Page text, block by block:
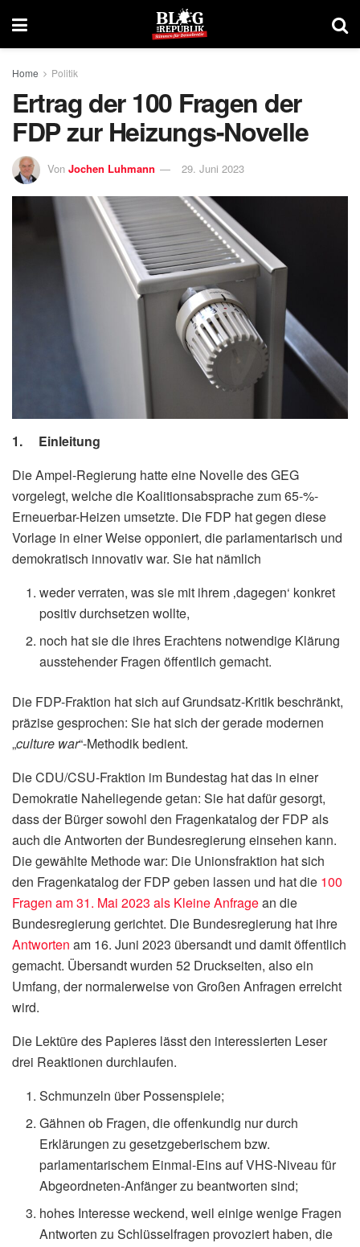
Home Politik
Ertrag der 100 Fragen der
FDP zur Heizungs-Novelle
Von Jochen Luhmann 29. Juni 2023
1. Einleitung
Die Ampel-Regierung hatte eine Novelle des GEG
vorgelegt, welche die Koalitionsabsprache zum 65-%-
Erneuerbar-Heizen umsetzte. Die FDP hat gegen diese
Vorlage in einer Weise opponiert, die parlamentarisch und
demokratisch innovativ war. Sie hat nämlich
weder verraten, was sie mit ihrem ‚dagegen‘ konkret
positiv durchsetzen wollte,
noch hat sie die ihres Erachtens notwendige Klärung
ausstehender Fragen öffentlich gemacht.
Die FDP-Fraktion hat sich auf Grundsatz-Kritik beschränkt,
präzise gesprochen: Sie hat sich der gerade modernen
„culture war“-Methodik bedient.
Die CDU/CSU-Fraktion im Bundestag hat das in einer
Demokratie Naheliegende getan: Sie hat dafür gesorgt,
dass der Bürger sowohl den Fragenkatalog der FDP als
auch die Antworten der Bundesregierung einsehen kann.
Die gewählte Methode war: Die Unionsfraktion hat sich
den Fragenkatalog der FDP geben lassen und hat die 100
Fragen am 31. Mai 2023 als Kleine Anfragean die
Bundesregierung gerichtet. Die Bundesregierung hat ihre
Antworten am 16. Juni 2023 übersandt und damit öffentlich
gemacht. Übersandt wurden 52 Druckseiten, also ein
Umfang, der normalerweise von Großen Anfragen erreicht
wird.
Die Lektüre des Papieres lässt den interessierten Leser
drei Reaktionen durchlaufen.
Schmunzeln über Possenspiele;
Gähnen ob Fragen, die offenkundig nur durch
Erklärungen zu gesetzgeberischem bzw.
parlamentarischem Einmal-Eins auf VHS-Niveau für
Abgeordneten-Anfänger zu beantworten sind;
hohes Interesse weckend, weil einige wenige Fragen
Antworten zu Schlüsselfragen provoziert haben, die